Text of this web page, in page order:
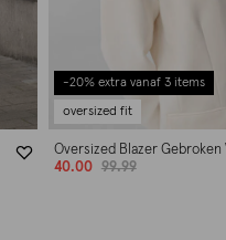
-20% extra vanaf 3 items
oversized fit
Oversized Blazer Gebroken
40.00
99.99